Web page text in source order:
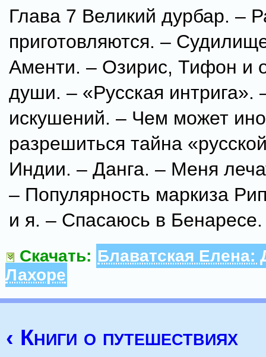
Глава 7 Великий дурбар. –
приготовляются. –
Аменти. – Озирис, Тифон и
души. – «Русская интрига».
искушений. – Чем может
разрешиться тайна
Индии. – Данга. – Меня
– Популярность маркиза
и я. – Спасаюсь в
Скачать: Блаватская Елена:
Лахоре
‹ Книги о путешествиях